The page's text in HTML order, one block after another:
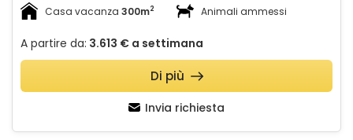
Casa vacanza 300m2 Animali ammessi
A partire da: 3.613 € a settimana
Invia richiesta
Di più